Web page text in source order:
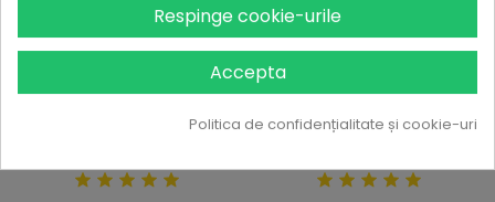
VIZUALIZARE RAPIDA
Respinge cookie-urile
Accepta
Politica de confidențialitate și cookie-uri